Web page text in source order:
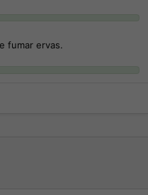
fumar ervas.